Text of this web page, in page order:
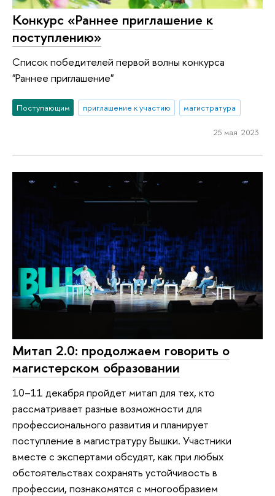
Конкурс «Раннее приглашение к
поступлению»
Список победителей первой волны конкурса
"Раннее приглашение"
Поступающим приглашение к участию магистратура
25 мая 2023
Митап 2.0: продолжаем говорить о
магистерском образовании
10–11 декабря пройдет митап для тех, кто
рассматривает разные возможности для
профессионального развития и планирует
поступление в магистратуру Вышки. Участники
вместе с экспертами обсудят, как при любых
обстоятельствах сохранять устойчивость в
профессии, познакомятся с многообразием